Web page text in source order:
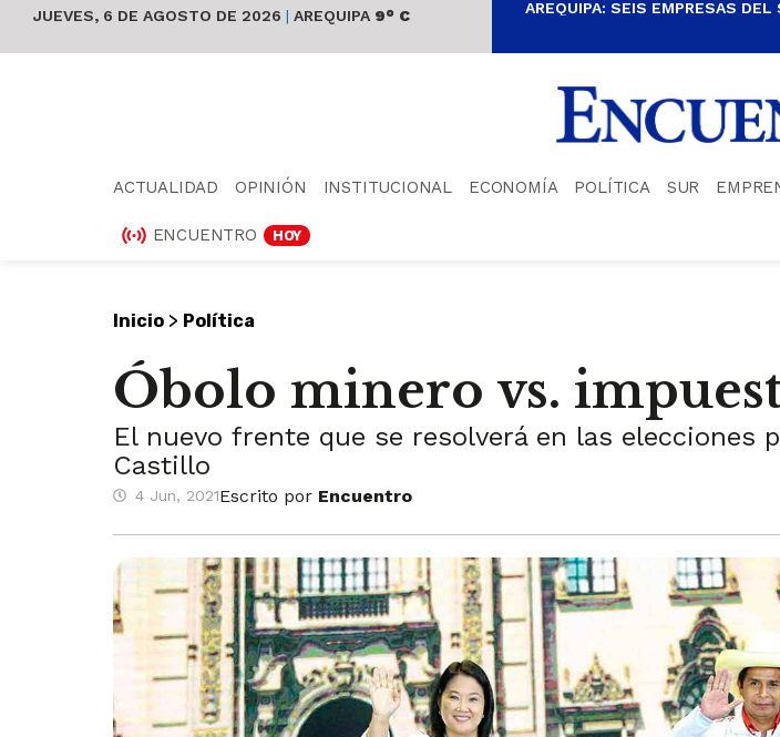
JUEVES, 6 DE AGOSTO DE 2026 | AREQUIPA 9° C AREQUIPA: SEIS EMPRESAS
ACTUALIDAD OPINIÓN INSTITUCIONAL ECONOMÍA POLÍTICA SUR
ENCUENTRO HOY
Inicio > Política
Óbolo minero vs.
El nuevo frente que se resolverá en las elecciones
Castillo
4 Jun, 2021Escrito por Encuentro